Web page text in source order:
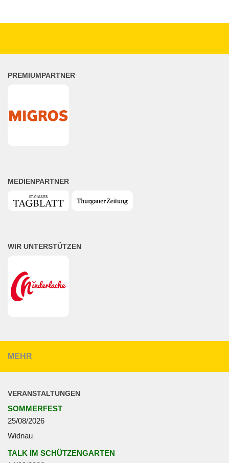
PREMIUMPARTNER
MEDIENPARTNER
WIR UNTERSTÜTZEN
MEHR
VERANSTALTUNGEN
SOMMERFEST
25/08/2026
Widnau
TALK IM SCHÜTZENGARTEN